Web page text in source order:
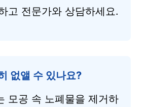
고 전문가와 상담하세요.
없앨 수 있나요?
모공 속 노폐물을 제거하